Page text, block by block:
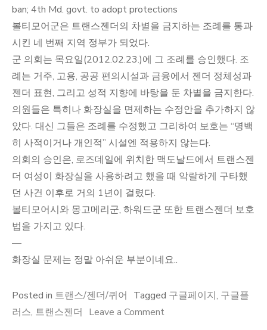
ban; 4th Md. govt. to adopt protections
볼티모어군은 트랜스젠더의 차별을 금지하는 조례를 통과
시킨 네 번째 지역 정부가 되었다.
군 의회는 목요일(2012.02.23.)에 그 조례를 승인했다. 조
례는 거주, 고용, 공공 편의시설과 금융에서 젠더 정체성과
젠더 표현, 그리고 성적 지향에 바탕을 둔 차별을 금지한다.
의원들은 특히나 화장실을 면제하는 수정안을 추가하지 않
았다. 대신 그들은 조례를 수정했고 그리하여 보호는 “명백
히 사적이거나 개인적” 시설엔 적용하지 않는다.
의회의 승인은, 로즈데일에 위치한 맥도날드에서 트랜스젠
더 여성이 화장실을 사용하려고 했을 때 악랄하게 구타했
던 사건 이후로 거의 1년이 걸렸다.
볼티모어시와 몽고메리군, 하워드군 또한 트랜스젠더 보호
법을 가지고 있다.
—
화장실 문제는 정말 아쉬운 부분이네요..
Posted in 트랜스/젠더/퀴어 Tagged 구글페이지, 구글플
러스, 트랜스젠더 Leave a Commenton